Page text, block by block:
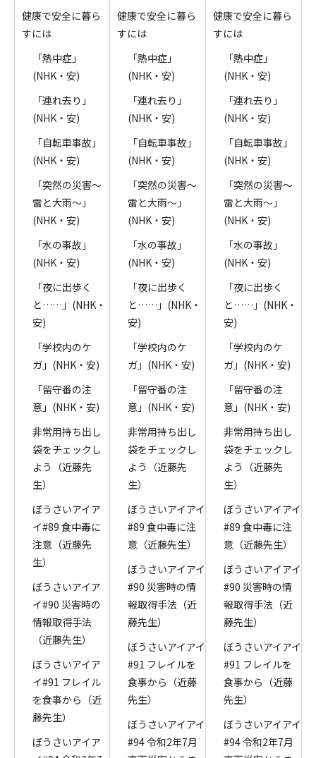
健康で安全に暮ら
すには
「熱中症」
(NHK・安)
「連れ去り」
(NHK・安)
「自転車事故」
(NHK・安)
「突然の災害～
雷と大雨～」
(NHK・安)
「水の事故」
(NHK・安)
「夜に出歩く
と……」(NHK・
安)
「学校内のケ
ガ」(NHK・安)
「留守番の注
意」(NHK・安)
非常用持ち出し
袋をチェックし
よう（近藤先
生）
ぼうさいアイア
イ#89 食中毒に
注意（近藤先
生）
ぼうさいアイア
イ#90 災害時の
情報取得手法
（近藤先生）
ぼうさいアイア
イ#91 フレイル
を食事から（近
藤先生）
ぼうさいアイア
健康で安全に暮ら
すには
「熱中症」
(NHK・安)
「連れ去り」
(NHK・安)
「自転車事故」
(NHK・安)
「突然の災害～
雷と大雨～」
(NHK・安)
「水の事故」
(NHK・安)
「夜に出歩く
と……」(NHK・
安)
「学校内のケ
ガ」(NHK・安)
「留守番の注
意」(NHK・安)
非常用持ち出し
袋をチェックし
よう（近藤先
生）
ぼうさいアイアイ
#89 食中毒に注
意（近藤先生）
ぼうさいアイアイ
#90 災害時の情
報取得手法（近
藤先生）
ぼうさいアイアイ
#91 フレイルを
食事から（近藤
先生）
ぼうさいアイアイ
#94 令和2年7月
健康で安全に暮ら
すには
「熱中症」
(NHK・安)
「連れ去り」
(NHK・安)
「自転車事故」
(NHK・安)
「突然の災害～
雷と大雨～」
(NHK・安)
「水の事故」
(NHK・安)
「夜に出歩く
と……」(NHK・
安)
「学校内のケ
ガ」(NHK・安)
「留守番の注
意」(NHK・安)
非常用持ち出し
袋をチェックし
よう（近藤先
生）
ぼうさいアイアイ
#89 食中毒に注
意（近藤先生）
ぼうさいアイアイ
#90 災害時の情
報取得手法（近
藤先生）
ぼうさいアイアイ
#91 フレイルを
食事から（近藤
先生）
ぼうさいアイアイ
#94 令和2年7月